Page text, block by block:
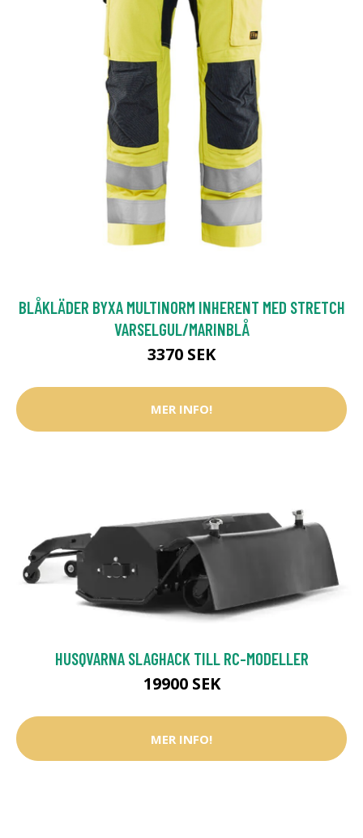
BLÅKLÄDER BYXA MULTINORM INHERENT MED STRETCH
VARSELGUL/MARINBLÅ
3370 SEK
MER INFO!
HUSQVARNA SLAGHACK TILL RC-MODELLER
19900 SEK
MER INFO!